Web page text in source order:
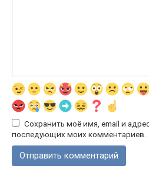
Сохранить моё имя, email и
последующих моих комментариев.